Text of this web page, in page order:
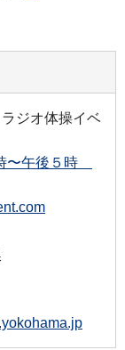
ジオ体操イベ
〜午後５時